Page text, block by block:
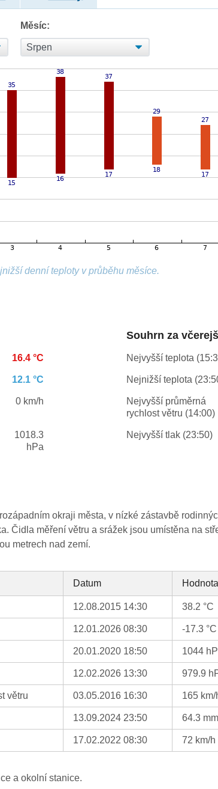
Měsíc:
denní teploty v průběhu měsíce.
16.4 °C
12.1 °C
0 km/h
1018.3
hPa
Souhrn za
Nejvyšší teplota
Nejnižší teplota
Nejvyšší průměrná
rychlost větru (14:00)
Nejvyšší tlak (23:50)
okraji města, v nízké zástavbě
Čidla měření větru a srážek jsou umístěna na
metrech nad zemí.
Datum Hodnota
12.08.2015 14:30 38.2 °C
12.01.2026 08:30 -17.3 °C
20.01.2020 18:50 1044
12.02.2026 13:30 979.9
větru 03.05.2016 16:30 165 km/
13.09.2024 23:50 64.3 mm
17.02.2022 08:30 72 km/h
a okolní stanice.